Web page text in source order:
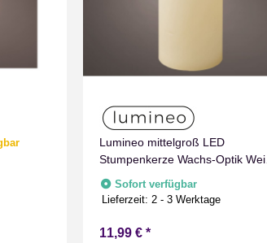
Lumineo mittelgroß LED
Stumpenkerze Wachs-Optik Weiß
mit Timer Flammen Effect für
Drinnen Warmweiß 15 cm hoch
Sofort verfügbar
Lieferzeit:2 - 3 Werktage
11,99 € *